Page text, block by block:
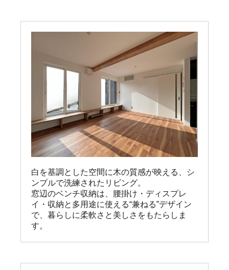
白を基調とした空間に木の質感が映える、シ
ンプルで洗練されたリビング。
窓辺のベンチ収納は、腰掛け・ディスプレ
イ・収納と多用途に使える“兼ねる”デザイン
で、暮らしに柔軟さと美しさをもたらしま
す。